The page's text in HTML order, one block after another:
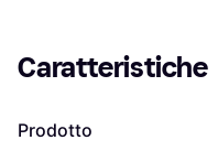
Caratteristiche
Prodotto